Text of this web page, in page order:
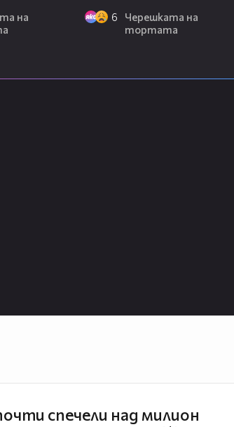
на
6
Черешката на
тортата
спечели над милион